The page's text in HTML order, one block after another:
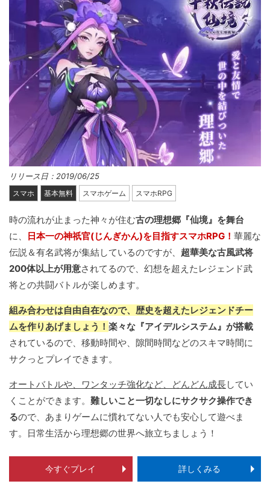
リリース日：2019/06/25
スマホ 基本無料 スマホゲーム スマホRPG
時の流れが止まった神々が住む古の理想郷『仙境』を舞台
に、
日本一の神祇官(じんぎかん)を目指すスマホRPG！ 華麗な
伝説＆有名武将が集結しているのですが、 超華美な古風武将
200体以上が用意されてるので、幻想を超えたレジェンド武
将との共闘バトルが楽しめます。
組み合わせは自由自在なので、歴史を超えたレジェンドチー
ムを作りあげましょう！ 楽々な『アイデルシステム』が搭載
されているので、移動時間や、隙間時間などのスキマ時間に
サクっとプレイできます。
オートバトルや、ワンタッチ強化など、どんどん成長してい
くことができます。 難しいこと一切なしにサクサク操作でき
るので、あまりゲームに慣れてない人でも安心して遊べま
す。日常生活から理想郷の世界へ旅立ちましょう！
今すぐプレイ 詳しくみる